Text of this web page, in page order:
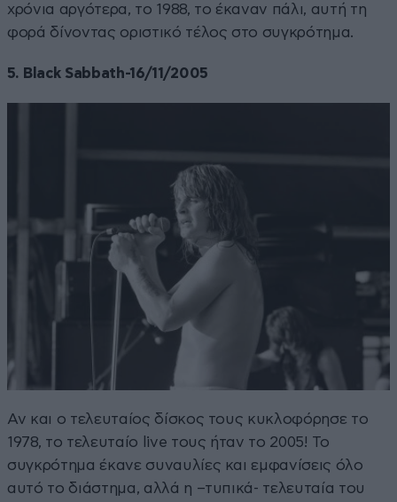
χρόνια αργότερα, το 1988, το έκαναν πάλι, αυτή τη
φορά δίνοντας οριστικό τέλος στο συγκρότημα.
5. Black Sabbath-16/11/2005
Αν και ο τελευταίος δίσκος τους κυκλοφόρησε το
1978, το τελευταίο live τους ήταν το 2005! Το
συγκρότημα έκανε συναυλίες και εμφανίσεις όλο
αυτό το διάστημα, αλλά η –τυπικά- τελευταία του